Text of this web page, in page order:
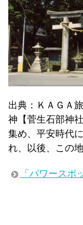
出典：ＫＡＧＡ
神【菅生石部神
集め、平安時代
れ、以後、この
「パワースポ